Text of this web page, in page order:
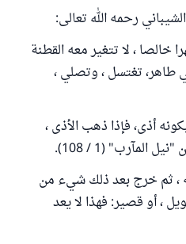
رحمه الله تعالى:
خالصا ، لا تتغير معه القطنة
طاهر، تغتسل ، وتصلي ،
أذى، فإذا ذهب الأذى ،
(1 / 108).
، ثم خرج بعد ذلك شيء من
، أو قصير: فهذا لا يعد